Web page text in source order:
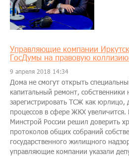
Управляющие компании
ГосДумы на правовую
9 апреля 2018 14:34
Дома не смогут открыть
капитальный ремонт, собственники
зарегистрировать ТСЖ как юрлицо,
процессов в сфере ЖКХ увеличится.
Минстрой России решил доверить
протоколов общих собраний
государственного жилищного
управляющие компании указали